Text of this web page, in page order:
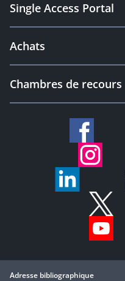
Single Access Portal
Achats
Chambres de recours
Adresse bibliographique